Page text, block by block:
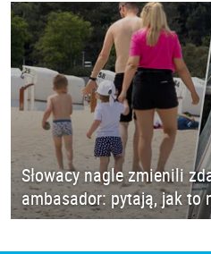
Słowacy nagle zmienili
ambasador: pytają, jak to